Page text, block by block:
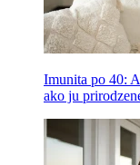
Imunita po 40:
ako ju